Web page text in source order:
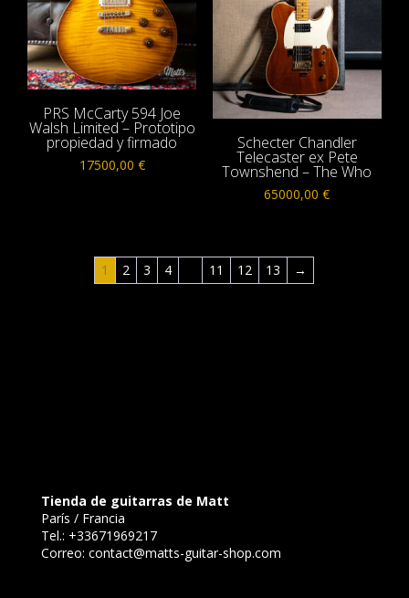
PRS McCarty 594 Joe
Walsh Limited – Prototipo
propiedad y firmado
17500,00 €
Schecter Chandler
Telecaster ex Pete
Townshend – The Who
65000,00€
1 2 3 4 11 12 13 →
Tienda de guitarras de Matt
París / Francia
Tel.: +33671969217
Correo: contact@matts-guitar-shop.com